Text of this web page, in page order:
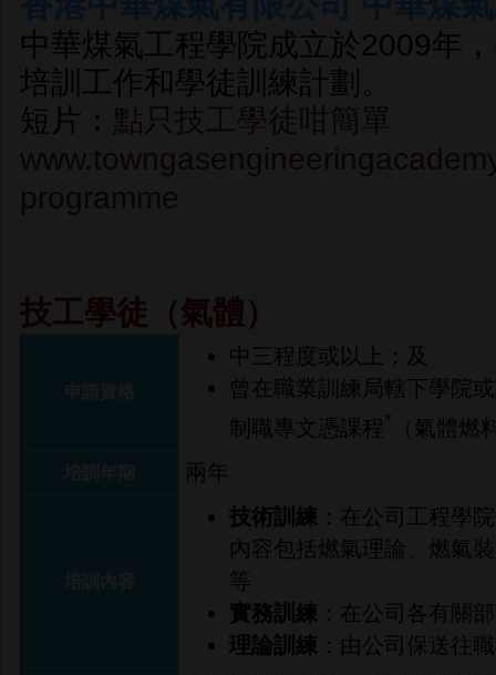
中華煤氣工程學院成立於2009年
培訓工作和學徒訓練計劃。
短片： 點只技工學徒咁簡單
programme
技工學徒（氣體）
中三程度或以上；及
曾在職業訓練局轄下學院
制職專文憑課程 * （氣體燃
兩年
技術訓練 ：在公司工程學
內容包括燃氣理論、燃氣
等
實務訓練 ：在公司各有關
理論訓練 ：由公司保送往